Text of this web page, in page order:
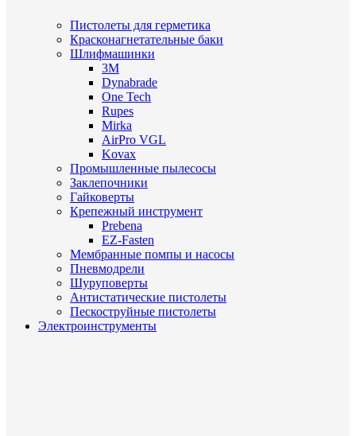
Пистолеты для герметика
Красконагнетательные баки
Шлифмашинки
3M
Dynabrade
One Tech
Rupes
Mirka
AirPro VGL
Kovax
Промышленные пылесосы
Заклепочники
Гайковерты
Крепежный инструмент
Prebena
EZ-Fasten
Мембранные помпы и насосы
Пневмодрели
Шуруповерты
Антистатические пистолеты
Пескоструйные пистолеты
Электроинструменты